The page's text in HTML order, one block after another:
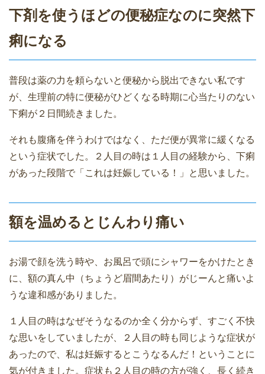
下剤を使うほどの便秘症なのに突然下
痢になる
普段は薬の力を頼らないと便秘から脱出できない私です
が、生理前の特に便秘がひどくなる時期に心当たりのない
下痢が２日間続きました。
それも腹痛を伴うわけではなく、ただ便が異常に緩くなる
という症状でした。２人目の時は１人目の経験から、下痢
があった段階で「これは妊娠している！」と思いました。
額を温めるとじんわり痛い
お湯で顔を洗う時や、お風呂で頭にシャワーをかけたとき
に、額の真ん中（ちょうど眉間あたり）がじーんと痛いよ
うな違和感がありました。
１人目の時はなぜそうなるのか全く分からず、すごく不快
な思いをしていましたが、２人目の時も同じような症状が
あったので、私は妊娠するとこうなるんだ！ということに
気が付きました。症状も２人目の時の方が強く、長く続き